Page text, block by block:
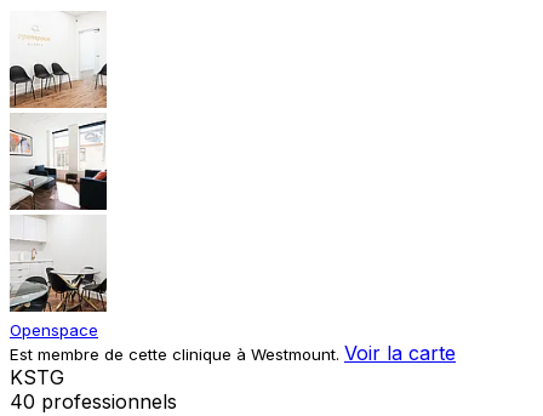
Openspace
Est membre de cette clinique à Westmount. Voir la carte
KSTG
40 professionnels